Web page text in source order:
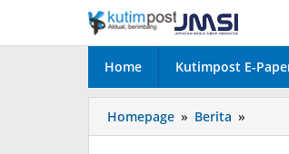
konten
Home Kutimpost E-
Homepage » Berita »
Warga